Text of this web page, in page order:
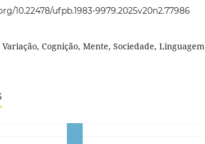
10.22478/ufpb.1983-9979.2025v20n2.77986
Variação, Cognição, Mente, Sociedade, Linguagem